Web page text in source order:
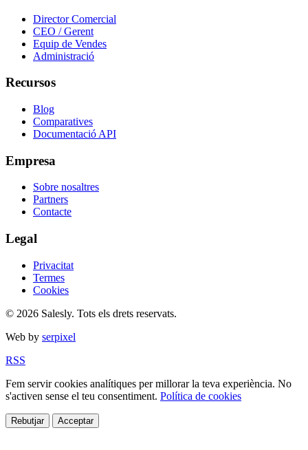
Director Comercial
CEO / Gerent
Equip de Vendes
Administració
Recursos
Blog
Comparatives
Documentació API
Empresa
Sobre nosaltres
Partners
Contacte
Legal
Privacitat
Termes
Cookies
© 2026 Salesly. Tots els drets reservats.
Web by serpixel
RSS
Fem servir cookies analítiques per millorar la teva experiència. No
s'activen sense el teu consentiment. Política de cookies
Rebutjar Acceptar